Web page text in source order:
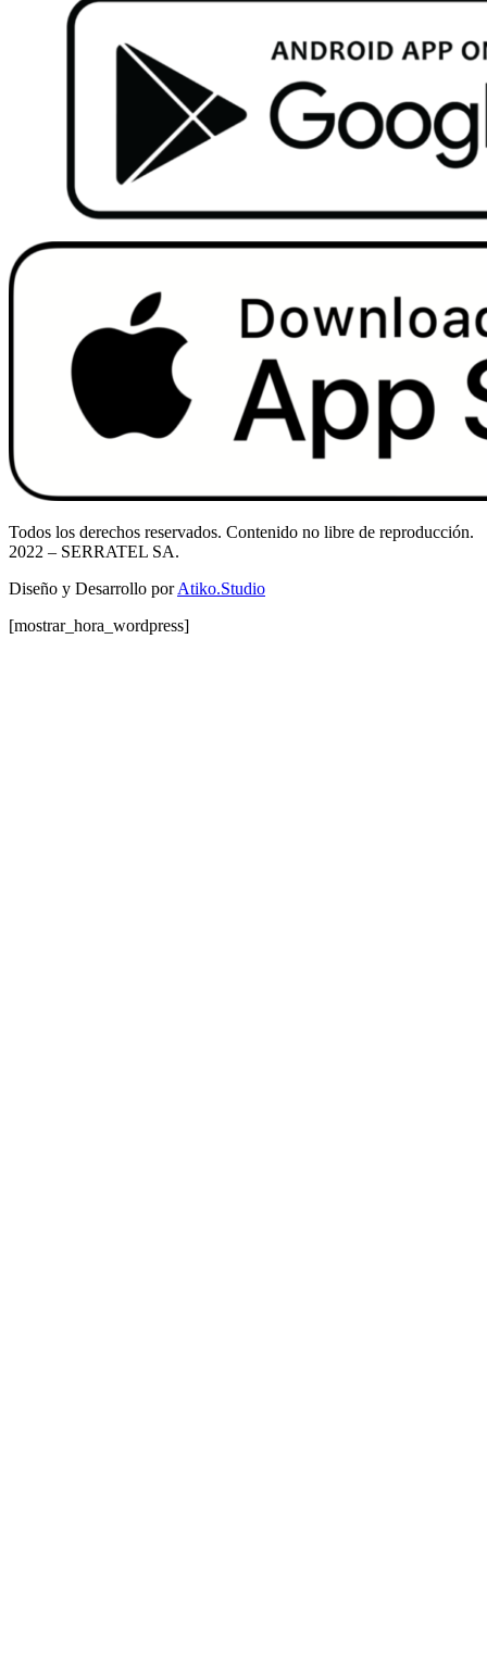
Todos los derechos reservados. Contenido no libre de reproducción.
2022 – SERRATEL SA.
Diseño y Desarrollo porAtiko.Studio
[mostrar_hora_wordpress]